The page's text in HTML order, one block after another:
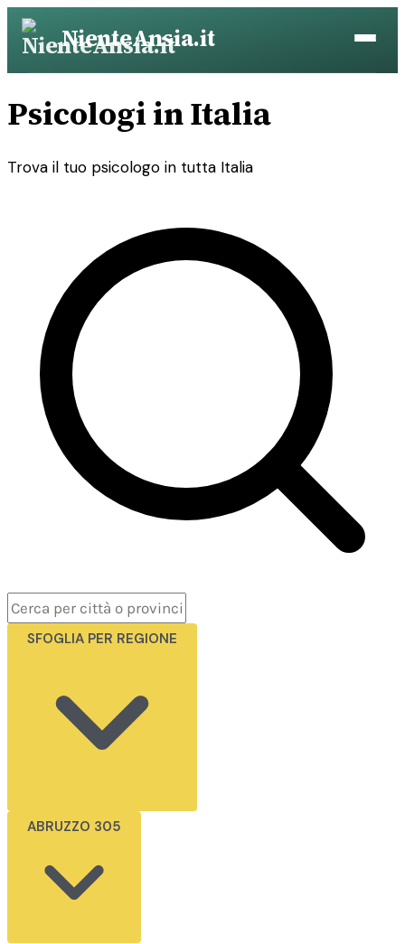
Vai
contenuto
NienteAnsia.it
Psicologi in Italia
Trova il tuo psicologo in tutta Italia
SFOGLIA PER REGIONE
ABRUZZO 305